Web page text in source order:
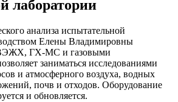
лаборатории
анализа испытательной
Елены Владимировны
ГХ-МС и газовыми
заниматься исследованиями
и атмосферного воздуха, водных
почв и отходов. Оборудование
и обновляется.